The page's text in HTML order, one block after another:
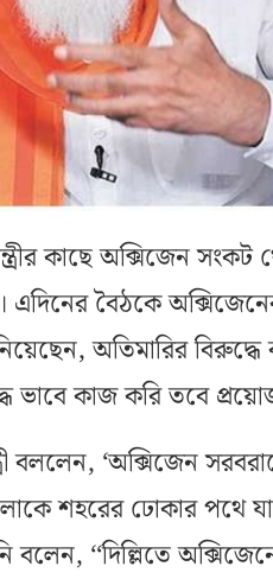
কাছে অক্সিজেন সংকট
বৈঠকে
অতিমারির
ভাবে কাজ করি তবে
বললেন, ‘অক্সিজেন
শহরের ঢোকার পথে
বলেন, ‘‘দিল্লিতে